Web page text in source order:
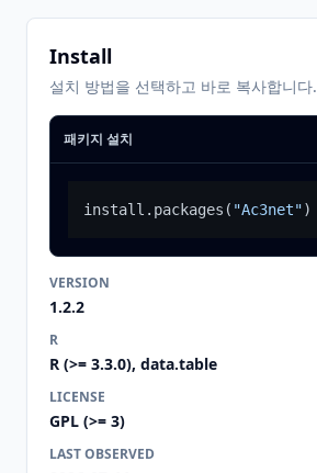
Install
설치 방법을 선택하고 바로 복사합니다.
패키지 설치
install.packages ( "Ac3net")
VERSION
1.2.2
R
R (>= 3.3.0), data.table
LICENSE
GPL (>= 3)
LAST OBSERVED